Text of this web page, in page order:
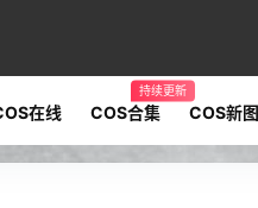
在线 COS合集
持续更新
COS新图